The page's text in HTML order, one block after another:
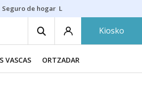
Seguro de hogar Lío Athletic-Osasuna
Kiosko
VASCAS ORTZADAR